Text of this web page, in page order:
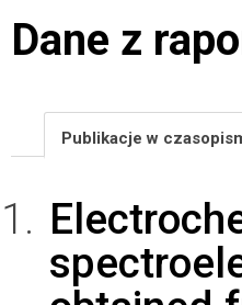
Dane z
Publikacje w